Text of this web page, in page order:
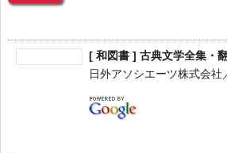
[ 和図書 ] 古典文学全集・
日外アソシエーツ株式会